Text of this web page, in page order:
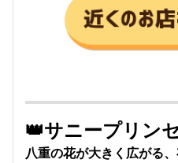
👑サニープリン
八重の花が大きく広がる